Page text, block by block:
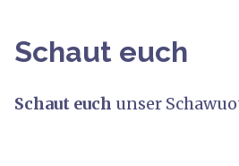
Schaut euch
Schaut euch unser